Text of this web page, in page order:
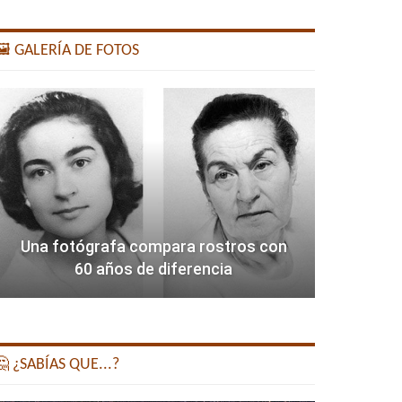
GALERÍA DE FOTOS
Una fotógrafa compara rostros con
60 años de diferencia
¿SABÍAS QUE...?